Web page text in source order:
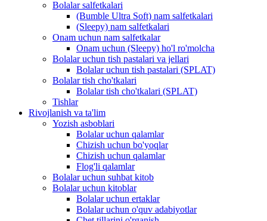
Bolalar salfetkalari
(Bumble Ultra Soft) nam salfetkalari
(Sleepy) nam salfetkalari
Onam uchun nam salfetkalar
Onam uchun (Sleepy) ho'l ro'molcha
Bolalar uchun tish pastalari va jellari
Bolalar uchun tish pastalari (SPLAT)
Bolalar tish cho'tkalari
Bolalar tish cho'tkalari (SPLAT)
Tishlar
Rivojlanish va ta'lim
Yozish asboblari
Bolalar uchun qalamlar
Chizish uchun bo'yoqlar
Chizish uchun qalamlar
Flog'li qalamlar
Bolalar uchun suhbat kitob
Bolalar uchun kitoblar
Bolalar uchun ertaklar
Bolalar uchun o'quv adabiyotlar